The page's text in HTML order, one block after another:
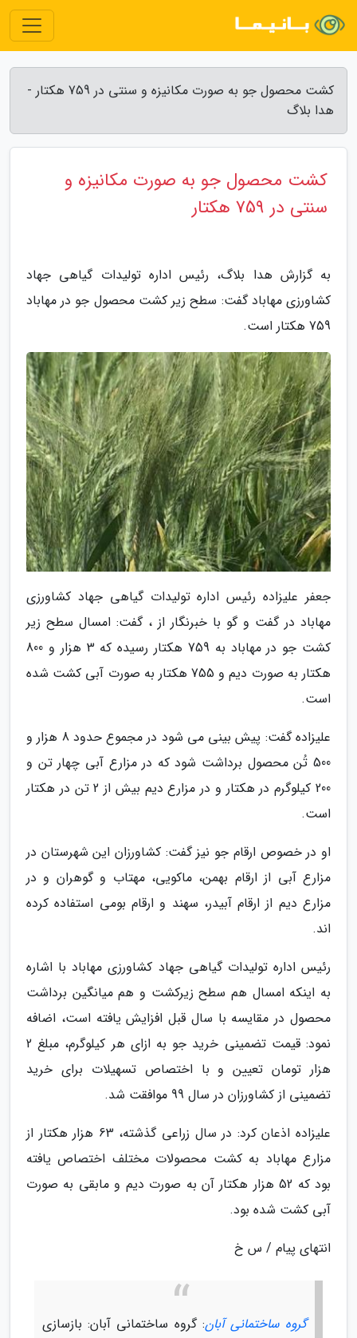
کشت محصول جو به صورت مکانیزه و سنتی در 759 هکتار -
هدا بلاگ
کشت محصول جو به صورت مکانیزه و
سنتی در 759 هکتار
به گزارش هدا بلاگ، رئیس اداره تولیدات گیاهی جهاد
کشاورزی مهاباد گفت: سطح زیر کشت محصول جو در مهاباد
759 هکتار است.
جعفر علیزاده رئیس اداره تولیدات گیاهی جهاد کشاورزی
مهاباد در گفت و گو با خبرنگار از ، گفت: امسال سطح زیر
کشت جو در مهاباد به 759 هکتار رسیده که 3 هزار و 800
هکتار به صورت دیم و 755 هکتار به صورت آبی کشت شده
است.
علیزاده گفت: پیش بینی می شود در مجموع حدود 8 هزار و
500 تُن محصول برداشت شود که در مزارع آبی چهار تن و
200 کیلوگرم در هکتار و در مزارع دیم بیش از 2 تن در هکتار
است.
او در خصوص ارقام جو نیز گفت: کشاورزان این شهرستان در
مزارع آبی از ارقام بهمن، ماکویی، مهتاب و گوهران و در
مزارع دیم از ارقام آبیدر، سهند و ارقام بومی استفاده کرده
اند.
رئیس اداره تولیدات گیاهی جهاد کشاورزی مهاباد با اشاره
به اینکه امسال هم سطح زیرکشت و هم میانگین برداشت
محصول در مقایسه با سال قبل افزایش یافته است، اضافه
نمود: قیمت تضمینی خرید جو به ازای هر کیلوگرم، مبلغ 2
هزار تومان تعیین و با اختصاص تسهیلات برای خرید
تضمینی از کشاورزان در سال 99 موافقت شد.
علیزاده اذعان کرد: در سال زراعی گذشته، 63 هزار هکتار از
مزارع مهاباد به کشت محصولات مختلف اختصاص یافته
بود که 52 هزار هکتار آن به صورت دیم و مابقی به صورت
آبی کشت شده بود.
انتهای پیام / س خ
گروه ساختمانی آبان: گروه ساختمانی آبان: بازسازی